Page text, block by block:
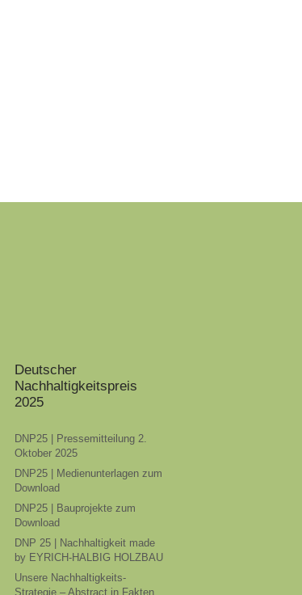
Deutscher
Nachhaltigkeitspreis
2025
DNP25 | Pressemitteilung 2.
Oktober 2025
DNP25 | Medienunterlagen zum
Download
DNP25 | Bauprojekte zum
Download
DNP 25 | Nachhaltigkeit made
by EYRICH-HALBIG HOLZBAU
Unsere Nachhaltigkeits-
Strategie – Abstract in Fakten,